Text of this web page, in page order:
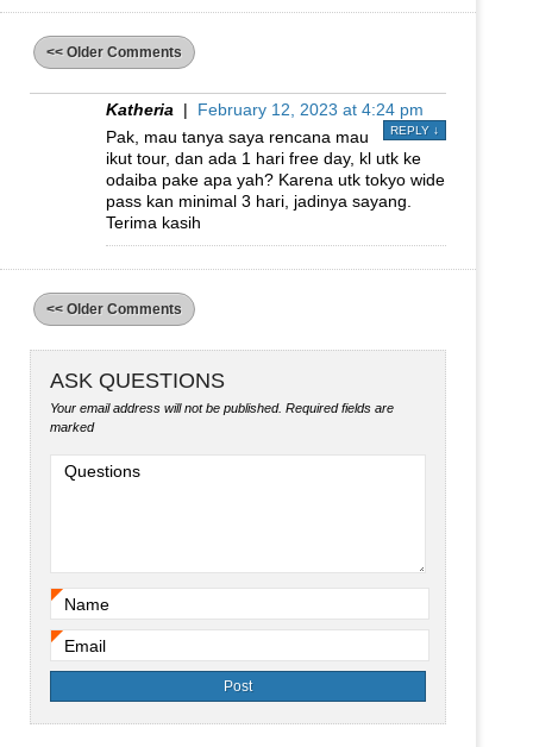
<< Older Comments
Katheria | February 12, 2023 at 4:24 pm
REPLY ↓
Pak, mau tanya saya rencana mau
ikut tour, dan ada 1 hari free day, kl utk ke
odaiba pake apa yah? Karena utk tokyo wide
pass kan minimal 3 hari, jadinya sayang.
Terima kasih
<< Older Comments
ASK QUESTIONS
Your email address will not be published. Required fields are
marked
Questions
Name
Email